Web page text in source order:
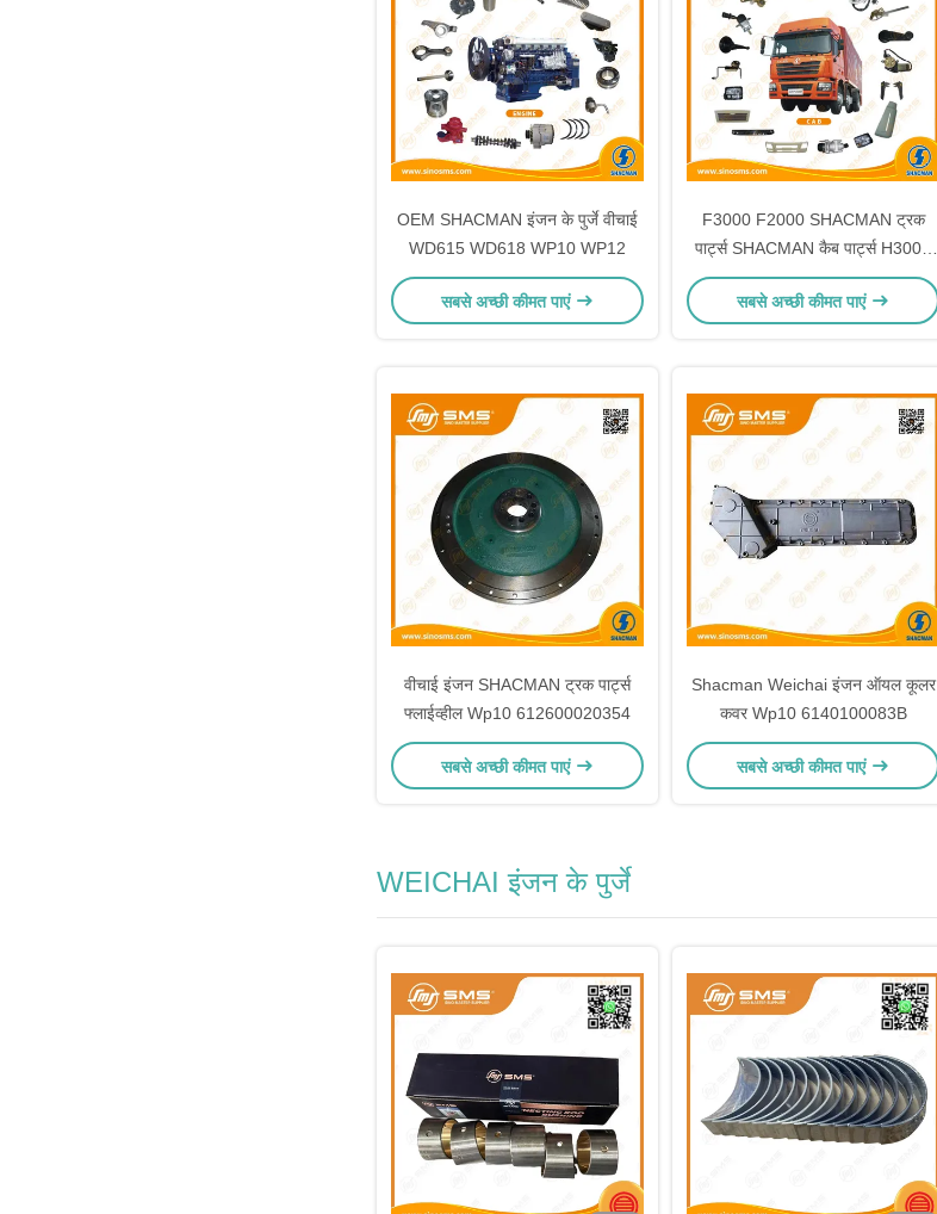
OEM SHACMAN इंजन के पुर्जे वीचाई
WD615 WD618 WP10 WP12
सबसे अच्छी कीमत पाएं
F3000 F2000 SHACMAN ट्रक
पार्ट्स SHACMAN कैब पार्ट्स H3000
M3000 X3000
सबसे अच्छी कीमत पाएं
वीचाई इंजन SHACMAN ट्रक पार्ट्स
फ्लाईव्हील Wp10 612600020354
सबसे अच्छी कीमत पाएं
Shacman Weichai इंजन ऑयल कूलर
कवर Wp10 6140100083B
सबसे अच्छी कीमत पाएं
WEICHAI इंजन के पुर्जे